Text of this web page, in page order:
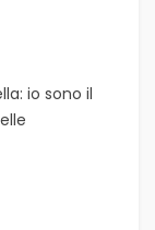
io sono il